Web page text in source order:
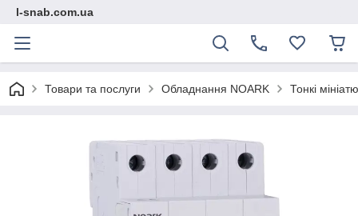
l-snab.com.ua
Товари та послуги Обладнання NOARK Тонкі